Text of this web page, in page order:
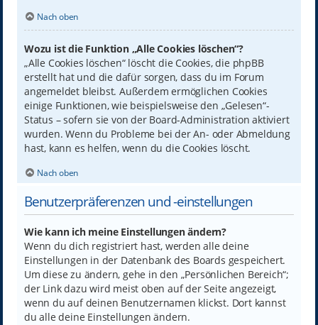
Nach oben
Wozu ist die Funktion „Alle Cookies löschen“?
„Alle Cookies löschen“ löscht die Cookies, die phpBB
erstellt hat und die dafür sorgen, dass du im Forum
angemeldet bleibst. Außerdem ermöglichen Cookies
einige Funktionen, wie beispielsweise den „Gelesen“-
Status – sofern sie von der Board-Administration aktiviert
wurden. Wenn du Probleme bei der An- oder Abmeldung
hast, kann es helfen, wenn du die Cookies löscht.
Nach oben
Benutzerpräferenzen und -einstellungen
Wie kann ich meine Einstellungen ändern?
Wenn du dich registriert hast, werden alle deine
Einstellungen in der Datenbank des Boards gespeichert.
Um diese zu ändern, gehe in den „Persönlichen Bereich“;
der Link dazu wird meist oben auf der Seite angezeigt,
wenn du auf deinen Benutzernamen klickst. Dort kannst
du alle deine Einstellungen ändern.